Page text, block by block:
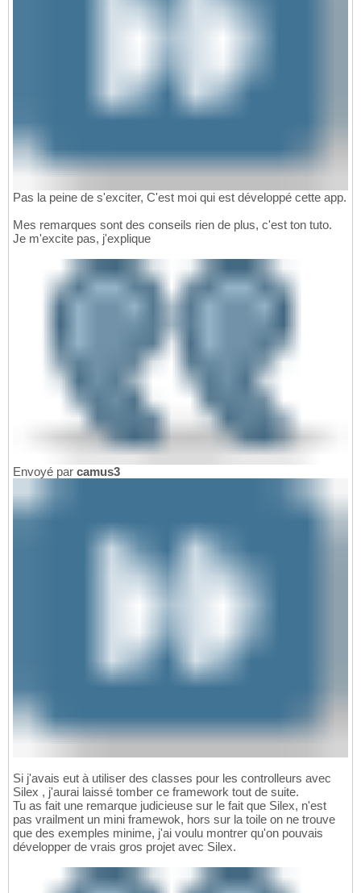
Pas la peine de s'exciter, C'est moi qui est développé cette app.
Mes remarques sont des conseils rien de plus, c'est ton tuto.
Je m'excite pas, j'explique
Envoyé par camus3
Si j'avais eut à utiliser des classes pour les controlleurs avec
Silex , j'aurai laissé tomber ce framework tout de suite.
Tu as fait une remarque judicieuse sur le fait que Silex, n'est
pas vrailment un mini framewok, hors sur la toile on ne trouve
que des exemples minime, j'ai voulu montrer qu'on pouvais
développer de vrais gros projet avec Silex.